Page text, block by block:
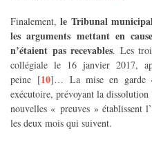
Finalement,le Tribunal
les arguments mettant en
n’étaient pas recevables. Les
collégiale le 16 janvier 2017,
peine [10]… La mise en garde
exécutoire, prévoyant la
nouvelles « preuves » établissent
les deux mois qui suivent.